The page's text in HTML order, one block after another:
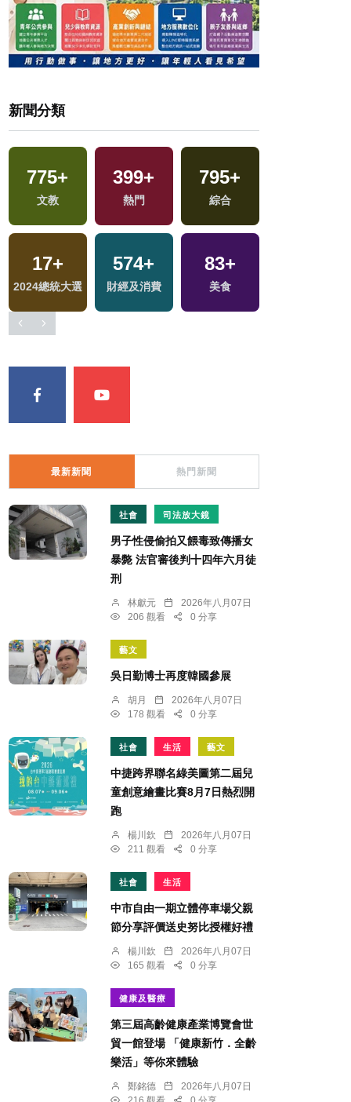
新聞分類
775+
文教
399+
熱門
795+
綜合
17+
2024總統大選
574+
財經及消費
83+
美食
最新新聞 熱門新聞
社會 司法放大鏡
男子性侵偷拍又餵毒致傳播女
暴斃 法官審後判十四年六月徒
刑
林獻元
2026年八月07日
206 觀看
0 分享
藝文
吳日勤博士再度韓國參展
胡月
2026年八月07日
178 觀看
0 分享
社會 生活 藝文
中捷跨界聯名綠美圖第二屆兒
童創意繪畫比賽8月7日熱烈開
跑
楊川欽
2026年八月07日
211 觀看
0 分享
社會 生活
中市自由一期立體停車場父親
節分享評價送史努比授權好禮
楊川欽
2026年八月07日
165 觀看
0 分享
健康及醫療
第三屆高齡健康產業博覽會世
貿一館登場 「健康新竹．全齡
樂活」等你來體驗
鄭銘德
2026年八月07日